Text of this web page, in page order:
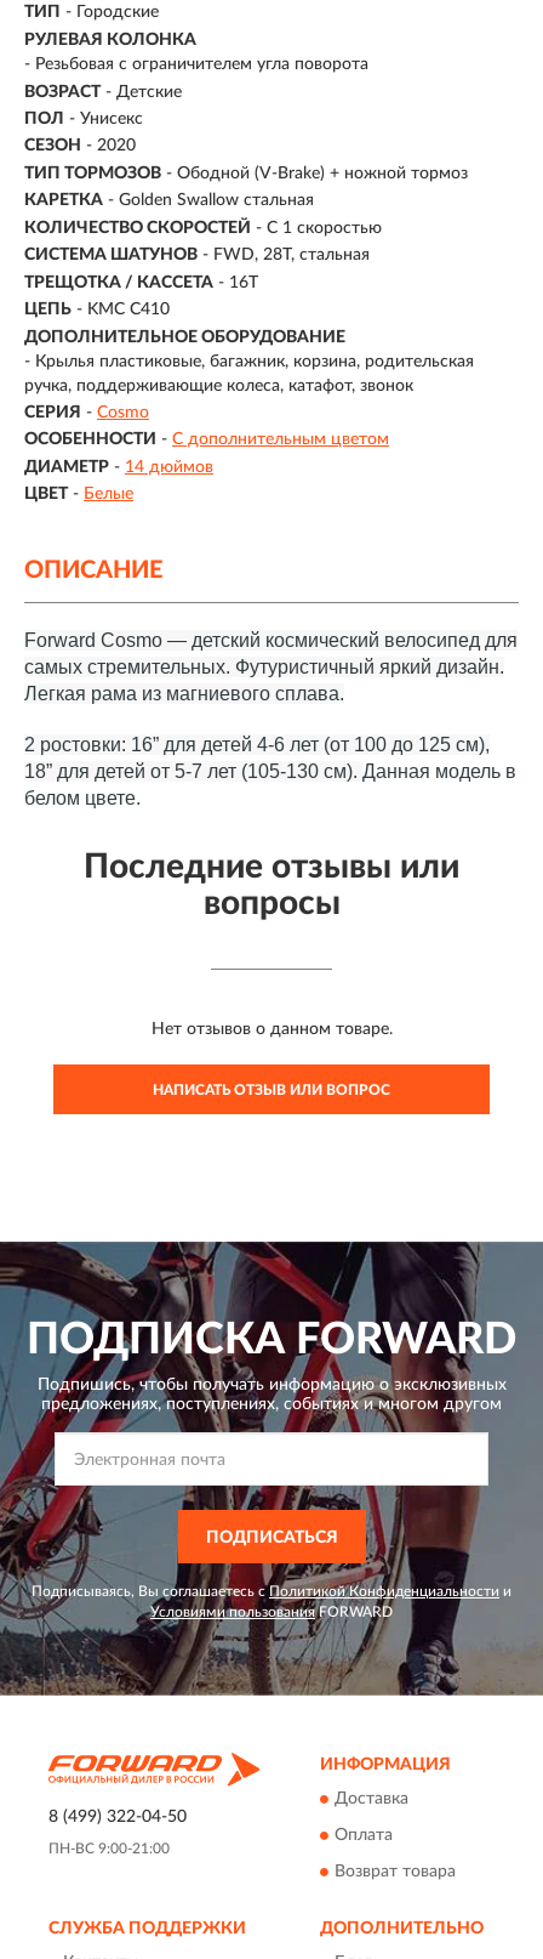
ТИП -
Городские
РУЛЕВАЯ КОЛОНКА
- Резьбовая с ограничителем угла поворота
ВОЗРАСТ - Детские
ПОЛ - Унисекс
СЕЗОН - 2020
ТИП ТОРМОЗОВ - Ободной (V-Brake) + ножной тормоз
КАРЕТКА - Golden Swallow стальная
КОЛИЧЕСТВО СКОРОСТЕЙ - С 1 скоростью
СИСТЕМА ШАТУНОВ - FWD, 28T, cтальная
ТРЕЩОТКА / КАССЕТА - 16T
ЦЕПЬ - KMC C410
ДОПОЛНИТЕЛЬНОЕ ОБОРУДОВАНИЕ
- Крылья пластиковые, багажник, корзина, родительская
ручка, поддерживающие колеса, катафот, звонок
СЕРИЯ - Cosmo
ОСОБЕННОСТИ - С дополнительным цветом
ДИАМЕТР - 14 дюймов
ЦВЕТ - Белые
ОПИСАНИЕ
Forward Cosmo — детский космический велосипед для
самых стремительных. Футуристичный яркий дизайн.
Легкая рама из магниевого сплава.
2 ростовки: 16” для детей 4-6 лет (от 100 до 125 см),
18” для детей от 5-7 лет (105-130 см). Данная модель в
белом цвете.
Последние отзывы или
вопросы
Нет отзывов о данном товаре.
НАПИСАТЬ ОТЗЫВ ИЛИ ВОПРОС
ПОДПИСКАFORWARD
Подпишись, чтобы получать информацию о эксклюзивных
предложениях,поступлениях, событиях и многом другом
ПОДПИСАТЬСЯ
Подписываясь, Вы соглашаетесь с Политикой Конфиденциальности и
Условиями пользованияFORWARD
8 (499) 322-04-50
ПН-ВС 9:00-21:00
ИНФОРМАЦИЯ
Доставка
Оплата
Возврат товара
СЛУЖБА ПОДДЕРЖКИ ДОПОЛНИТЕЛЬНО